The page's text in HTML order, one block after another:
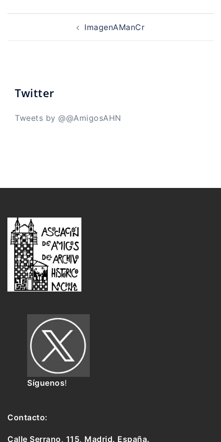
Navegación
entradas
ImagenAManCr
Twitter
Tweets by @@AmigosAHN
Síguenos!
Contacto:
Calle Serrano, 115, Madrid. España.